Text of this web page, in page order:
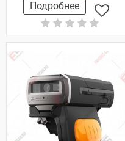
Подробнее